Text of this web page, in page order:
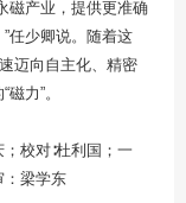
磁产业，提供更准确
任少卿说。随着这
迈向自主化、精密
力”。
校对∶杜利国；一
：梁学东